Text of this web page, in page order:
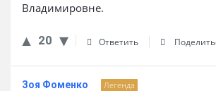
Владимировне.
20 Ответить
Зоя Фоменко Легенда